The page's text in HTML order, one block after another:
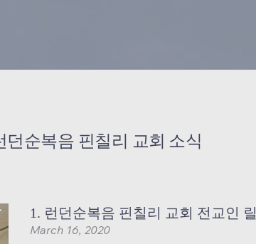
던순복음 핀칠리 교회 소식
1. 런던순복음 핀칠리 교회 전교인
March 16, 2020